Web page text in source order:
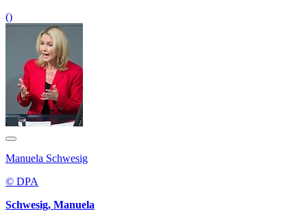
()
Manuela Schwesig
© DPA
Schwesig, Manuela